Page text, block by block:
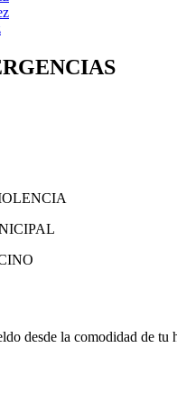
desde la comodidad de tu